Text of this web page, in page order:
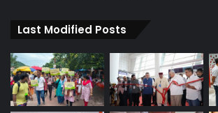
Last Modified Posts